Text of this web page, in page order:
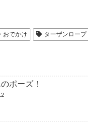
おでかけ ターザンロープ
ポーズ！